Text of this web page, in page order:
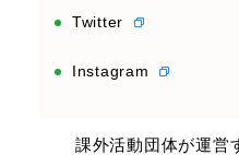
Twitter
Instagram
課外活動団体が運営